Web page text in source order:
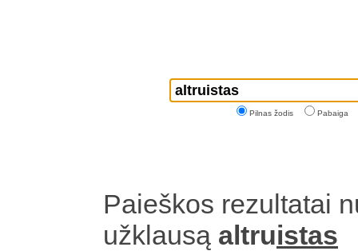
Pilnas žodis Pabaiga
Paieškos rezultatai
užklausą altruistas